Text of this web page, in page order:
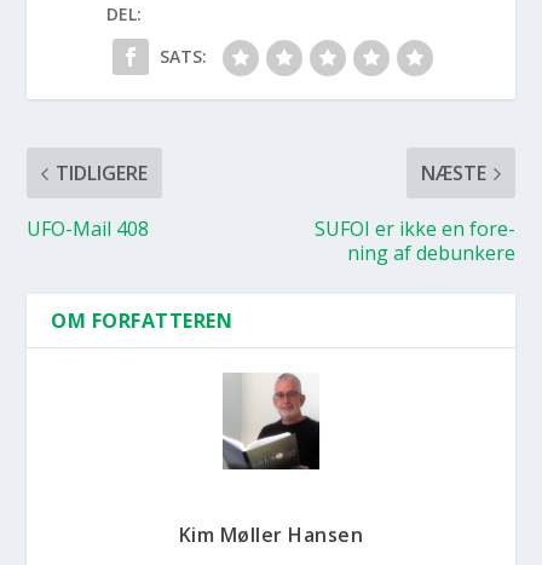
DEL:
SATS:
TIDLIGERE
UFO-Mail 408
NÆSTE
SUFOI er ikke en for­e­
ning af debun­ke­re
OM FORFATTEREN
Kim Møller Hansen